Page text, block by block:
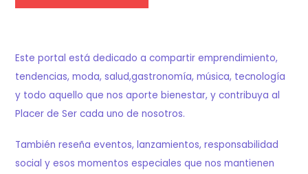
Este portal está dedicado a compartir emprendimiento,
tendencias, moda, salud,gastronomía, música, tecnología
y todo aquello que nos aporte bienestar, y contribuya al
Placer de Ser cada uno de nosotros.
También reseña eventos, lanzamientos, responsabilidad
social y esos momentos especiales que nos mantienen